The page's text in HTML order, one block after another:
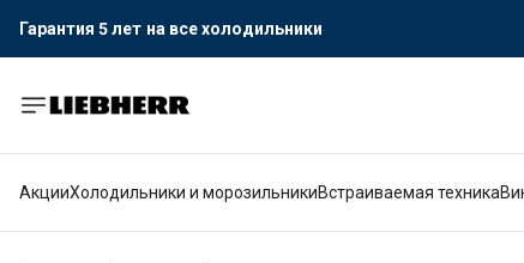
Гарантия 5 лет на все холодильники
АкцииХолодильники и морозильникиВстраиваемая техника